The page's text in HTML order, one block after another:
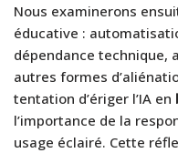
Nous examinerons
éducative :
dépendance technique,
autres formes
tentation d’ériger l’IA en
l’importance de la
usage éclairé. Cette